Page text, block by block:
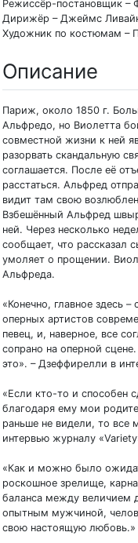
Режиссёр-постановщик –
Дирижёр – Джеймс
Художник по костюмам –
Описание
Париж, около 1850 г.
Альфредо, но Виолетта
совместной жизни к ней
разорвать скандальную
соглашается. После её
расстаться. Альфред
видит там свою
Взбешённый Альфред
ней. Через несколько
сообщает, что рассказал
умоляет о прощении.
Альфреда.
«Конечно, главное здесь
оперных артистов
певец, и, наверное, все
сопрано на оперной
это». – Дзеффирелли в
«Если кто-то и способен
благодаря ему мои
раньше не видели, то все
интервью журналу
«Как и можно было
роскошное зрелище,
баланса между величием
опытным мужчиной,
свою настоящую любовь.»